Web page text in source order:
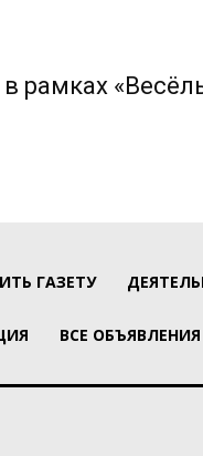
рамках
ГАЗЕТУ
ВСЕ ОБЪЯВЛЕНИЯ